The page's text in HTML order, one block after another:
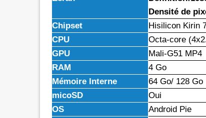
Densité de
Chipset
Hisilicon Kirin
CPU
Octa-core
GPU
Mali-G51 MP4
RAM
4 Go
Mémoire Interne
64 Go/ 128 Go
micoSD
Oui
OS
Android Pie